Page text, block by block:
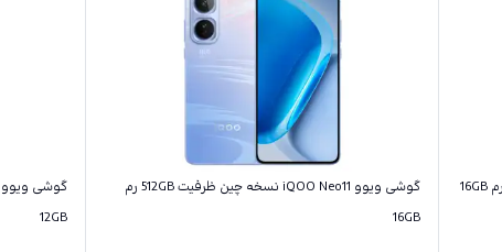
گوشی ویوو iQOO Neo11 نسخه چین ظرفیت 512GB رم
16GB
12GB